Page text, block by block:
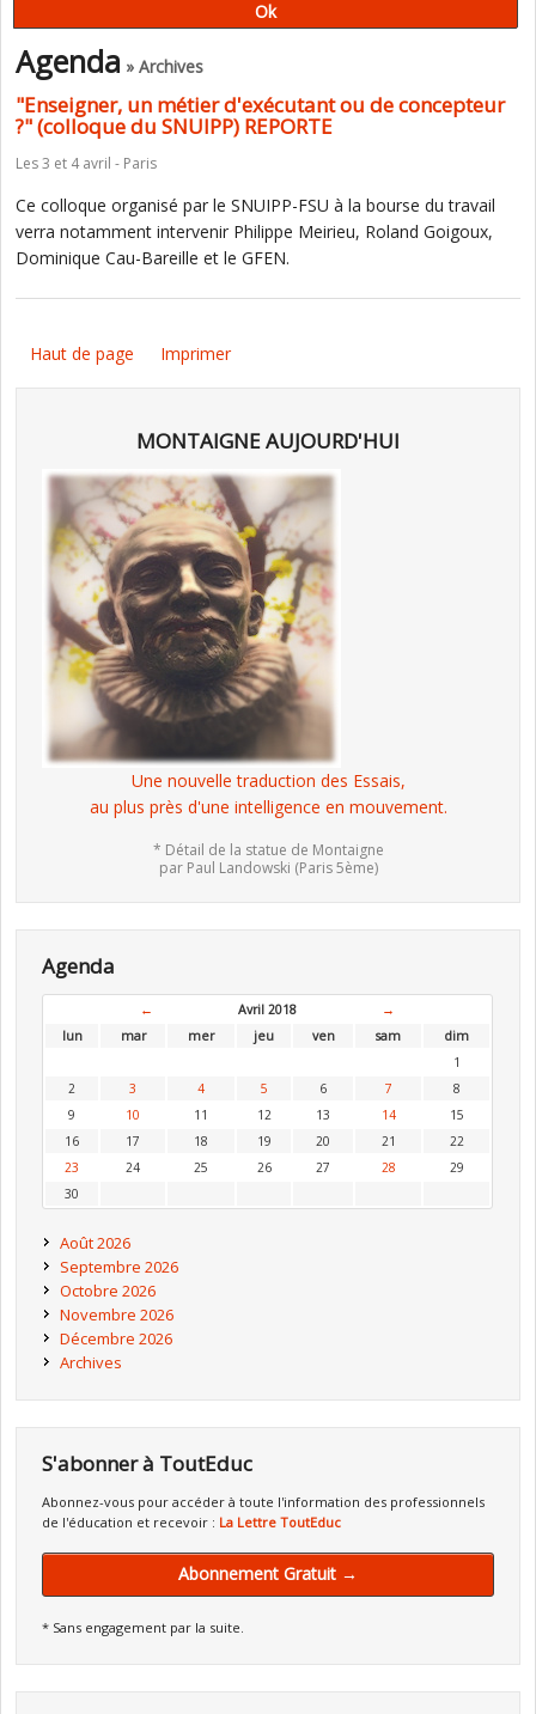
Agenda » Archives
"Enseigner, un métier d'exécutant ou de concepteur
?" (colloque du SNUIPP) REPORTE
Les 3 et 4 avril - Paris
Ce colloque organisé par le SNUIPP-FSU à la bourse du travail
verra notamment intervenir Philippe Meirieu, Roland Goigoux,
Dominique Cau-Bareille et le GFEN.
Haut de page Imprimer
MONTAIGNE AUJOURD'HUI
Une nouvelle traduction des Essais,
au plus près d'une intelligence en mouvement.
* Détail de la statue de Montaigne
par Paul Landowski (Paris 5ème)
Agenda
← Avril 2018
→
lun
mar mer jeu ven sam
dim
1
2
3 4 5 6 7
8
9
10 11 12 13 14
15
16
17 18 19 20 21
22
23
24 25 26 27 28
29
30
Août 2026
Septembre 2026
Octobre 2026
Novembre 2026
Décembre 2026
Archives
S'abonner à ToutEduc
Abonnez-vous pour accéder à toute l'information des professionnels
de l'éducation et recevoir : La Lettre ToutEduc
Abonnement Gratuit →
* Sans engagement par la suite.